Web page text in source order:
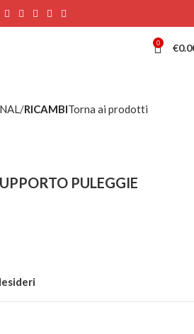
0 €
RICAMBITorna ai prodotti
PULEGGIE